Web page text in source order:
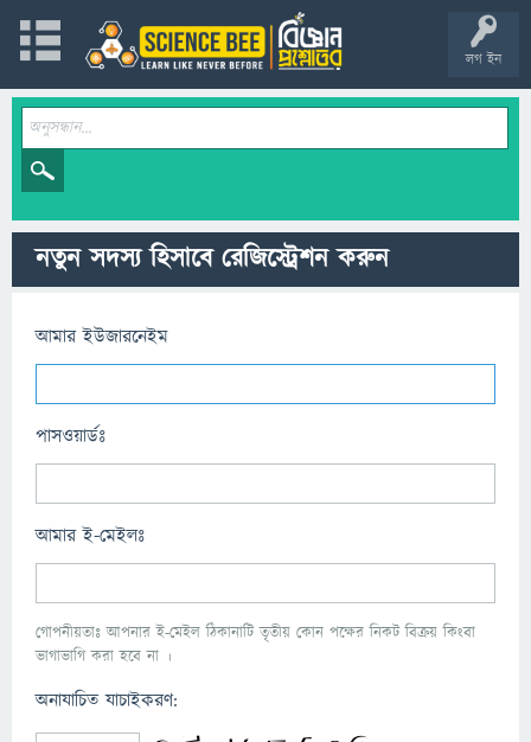
লগ ইন
নতুন সদস্য হিসাবে রেজিস্ট্রেশন করুন
আমার ইউজারনেইম
পাসওয়ার্ডঃ
আমার ই-মেইলঃ
গোপনীয়তাঃ আপনার ই-মেইল ঠিকানাটি তৃতীয় কোন পক্ষের নিকট বিক্রয় কিংবা
ভাগাভাগি করা হবে না ।
অনাযাচিত যাচাইকরণ: